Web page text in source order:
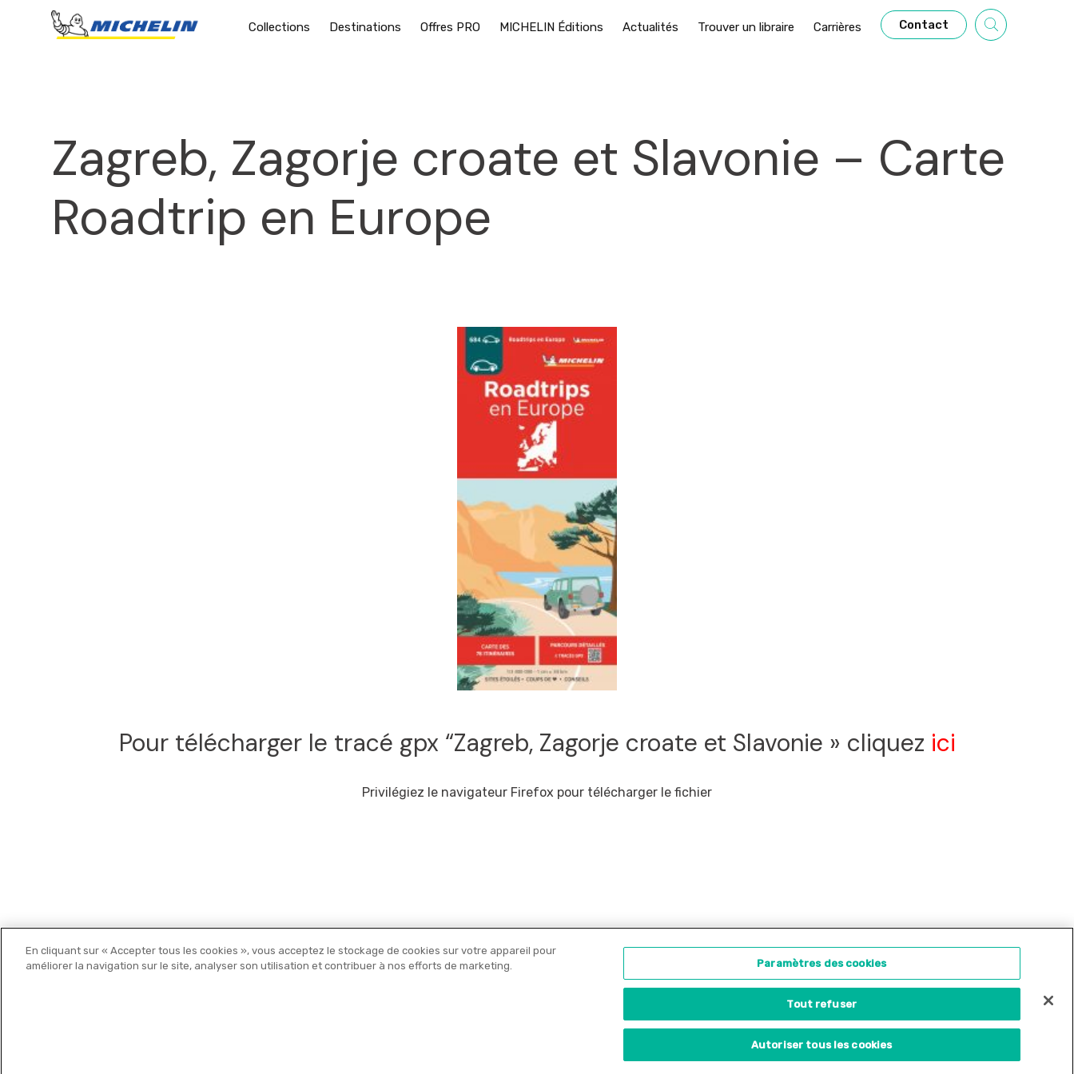
Collections Destinations Offres PRO MICHELIN Éditions Actualités Trouver un libraire Carrières Contact
Zagreb, Zagorje croate et Slavonie – Carte
Roadtrip en Europe
Pour télécharger le tracé gpx “Zagreb, Zagorje croate et Slavonie » cliquez ici
Privilégiez le navigateur Firefox pour télécharger le fichier
Michelin Editions Nos libraires Offres PRO Actualités
Paramètres des cookies Site internet créé parAdveris
En cliquant sur « Accepter tous les cookies », vous acceptez le stockage de cookies sur votre appareil pour
améliorer la navigation sur le site, analyser son utilisation et contribuer à nos efforts de marketing.
Paramètres des cookies
Tout refuser
Autoriser tous les cookies